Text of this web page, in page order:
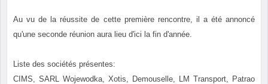
Au vu de la réussite de cette première rencontre, il a été annoncé
qu'une seconde réunion aura lieu d'ici la fin d'année.
Liste des sociétés présentes:
CIMS, SARL Wojewodka, Xotis, Demouselle, LM Transport, Patrao